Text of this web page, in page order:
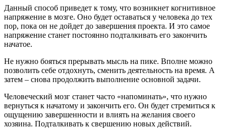
Данный способ приведет к тому, что возникнет когнитивное
напряжение в мозге. Оно будет оставаться у человека до тех
пор, пока он не дойдет до завершения проекта. И это самое
напряжение станет постоянно подталкивать его закончить
начатое.
Не нужно бояться прерывать мысль на пике. Вполне можно
позволить себе отдохнуть, сменить деятельность на время. А
затем – снова продолжить выполнение основной задачи.
Человеческий мозг станет часто «напоминать», что нужно
вернуться к начатому и закончить его. Он будет стремиться к
ощущению завершенности и влиять на желания своего
хозяина. Подталкивать к свершению новых действий.